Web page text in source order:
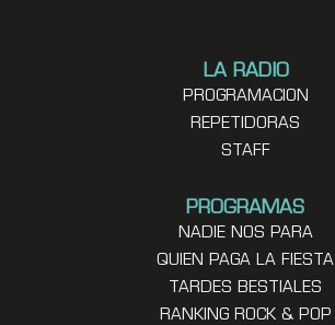
LA RADIO
PROGRAMACION
REPETIDORAS
STAFF
PROGRAMAS
NADIE NOS PARA
QUIEN PAGA LA FIESTA
TARDES BESTIALES
RANKING ROCK & POP